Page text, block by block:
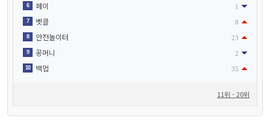
6 페이 1
7 벳클 8
8 안전놀이터 23
9 꽁머니 2
10 백업 35
11위 - 20위